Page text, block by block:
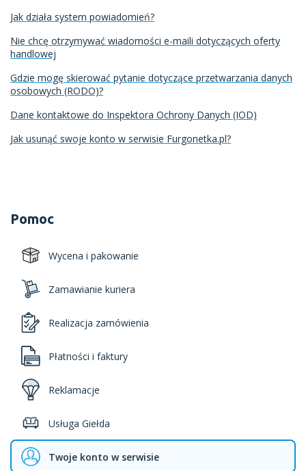
Pomoc
Wycena i pakowanie
Zamawianie kuriera
Realizacja zamówienia
Płatności i faktury
Reklamacje
Usługa Giełda
Twoje konto w serwisie
Jak działa system powiadomień?
Nie chcę otrzymywać wiadomości e-maili dotyczących oferty
handlowej
Gdzie mogę skierować pytanie dotyczące przetwarzania danych
osobowych (RODO)?
Dane kontaktowe do Inspektora Ochrony Danych (IOD)
Jak usunąć swoje konto w serwisie Furgonetka.pl?